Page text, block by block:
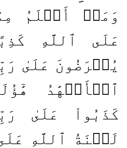
وَمَنۡ أَظۡلَمُ
عَلَى ٱللَّهِ
يُعۡرَضُونَ عَلَىٰ
ٱلۡأَشۡهَٰدُ
كَذَبُواْ عَلَىٰ
لَعۡنَةُ ٱللَّهِ